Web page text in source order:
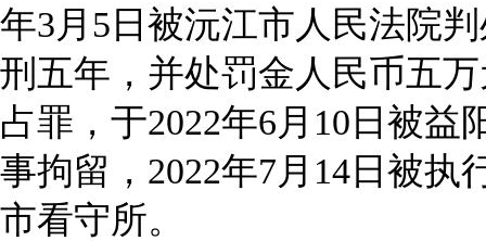
年3月5日被沅江市人民法院
刑五年，并处罚金人民币五
占罪，于2022年6月10日被益
事拘留，2022年7月14日被执
市看守所。